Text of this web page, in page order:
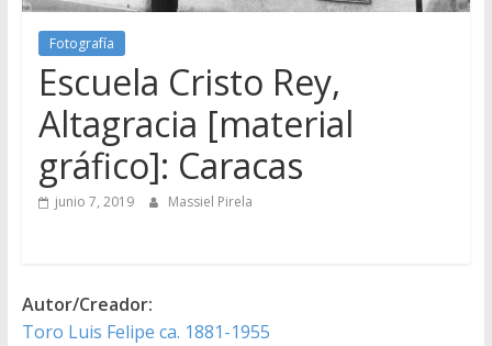
Fotografía
Escuela Cristo Rey,
Altagracia [material
gráfico]: Caracas
junio 7, 2019 Massiel Pirela
Autor/Creador:
Toro Luis Felipe ca. 1881-1955